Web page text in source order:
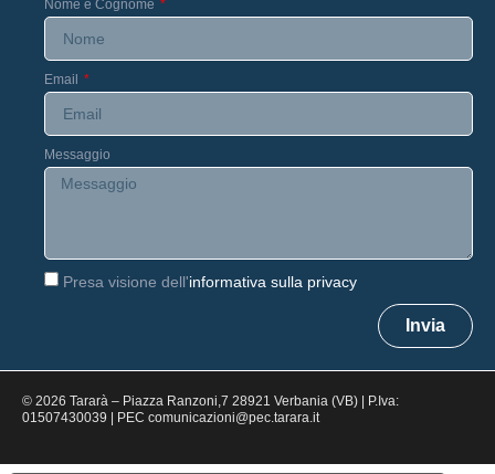
Nome e Cognome
Email
Messaggio
Presa visione dell'informativa sulla privacy
Invia
© 2026 Tararà – Piazza Ranzoni,7 28921 Verbania (VB) | P.Iva:
01507430039 | PEC comunicazioni@pec.tarara.it